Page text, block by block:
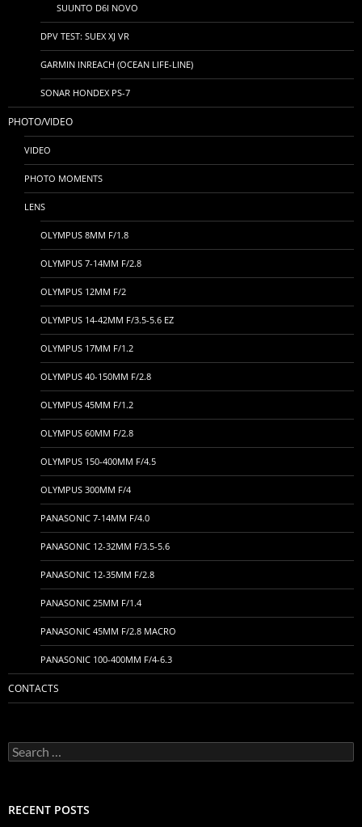
SUUNTO D6I NOVO
DPV TEST: SUEX XJ VR
GARMIN INREACH (OCEAN LIFE-LINE)
SONAR HONDEX PS-7
PHOTO/VIDEO
VIDEO
PHOTO MOMENTS
LENS
OLYMPUS 8MM F/1.8
OLYMPUS 7-14MM F/2.8
OLYMPUS 12MM F/2
OLYMPUS 14-42MM F/3.5-5.6 EZ
OLYMPUS 17MM F/1.2
OLYMPUS 40-150MM F/2.8
OLYMPUS 45MM F/1.2
OLYMPUS 60MM F/2.8
OLYMPUS 150-400MM F/4.5
OLYMPUS 300MM F/4
PANASONIC 7-14MM F/4.0
PANASONIC 12-32MM F/3.5-5.6
PANASONIC 12-35MM F/2.8
PANASONIC 25MM F/1.4
PANASONIC 45MM F/2.8 MACRO
PANASONIC 100-400MM F/4-6.3
CONTACTS
Search
for:
RECENT POSTS